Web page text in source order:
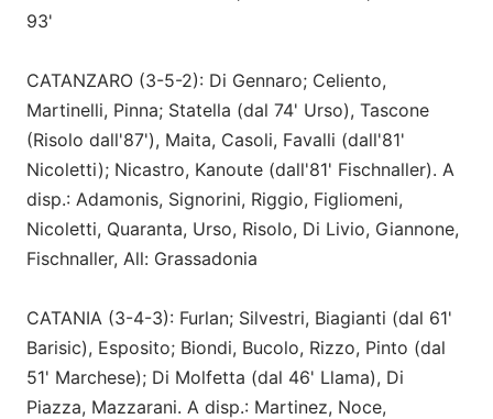
93'
CATANZARO (3-5-2): Di Gennaro; Celiento,
Martinelli, Pinna; Statella (dal 74' Urso), Tascone
(Risolo dall'87'), Maita, Casoli, Favalli (dall'81'
Nicoletti); Nicastro, Kanoute (dall'81' Fischnaller). A
disp.: Adamonis, Signorini, Riggio, Figliomeni,
Nicoletti, Quaranta, Urso, Risolo, Di Livio, Giannone,
Fischnaller, All: Grassadonia
CATANIA (3-4-3): Furlan; Silvestri, Biagianti (dal 61'
Barisic), Esposito; Biondi, Bucolo, Rizzo, Pinto (dal
51' Marchese); Di Molfetta (dal 46' Llama), Di
Piazza, Mazzarani. A disp.: Martinez, Noce,